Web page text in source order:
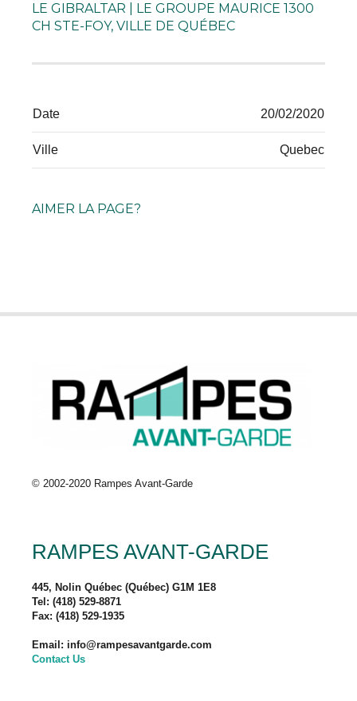
LE GIBRALTAR | LE GROUPE MAURICE 1300
CH STE-FOY, VILLE DE QUÉBEC
Date 20/02/2020
Ville Quebec
AIMER LA PAGE?
© 2002-2020 Rampes Avant-Garde
RAMPES AVANT-GARDE
445, Nolin Québec (Québec) G1M 1E8
Tel: (418) 529-8871
Fax: (418) 529-1935
Email: info@rampesavantgarde.com
Contact Us